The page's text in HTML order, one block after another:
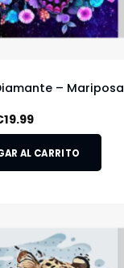
– Mariposa
19.99
AL CARRITO